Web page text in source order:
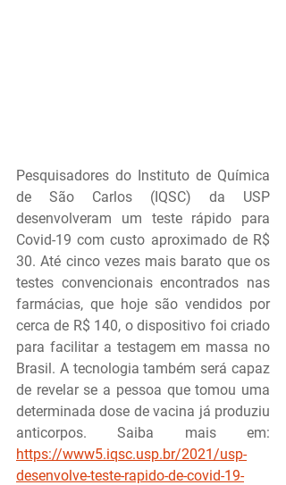
Pesquisadores do Instituto de Química
de São Carlos (IQSC) da USP
desenvolveram um teste rápido para
Covid-19 com custo aproximado de R$
30. Até cinco vezes mais barato que os
testes convencionais encontrados nas
farmácias, que hoje são vendidos por
cerca de R$ 140, o dispositivo foi criado
para facilitar a testagem em massa no
Brasil. A tecnologia também será capaz
de revelar se a pessoa que tomou uma
determinada dose de vacina já produziu
https://www5.iqsc.usp.br/2021/usp-
desenvolve-teste-rapido-de-covid-19-